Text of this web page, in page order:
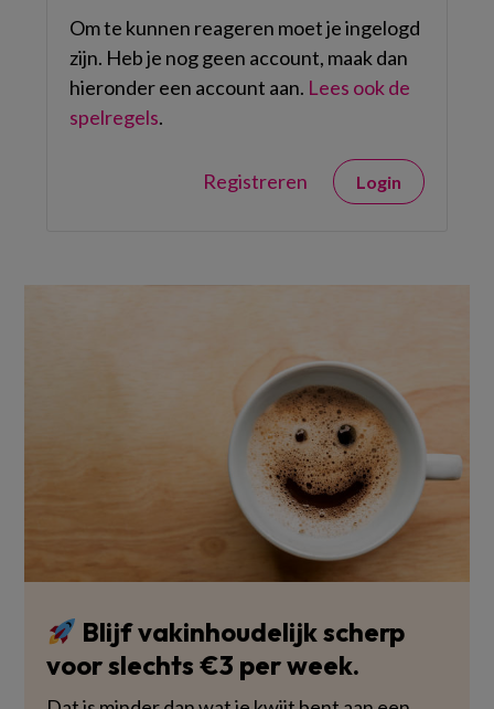
Om te kunnen reageren moet je ingelogd
zijn. Heb je nog geen account, maak dan
hieronder een account aan. Lees ook de
spelregels.
Registreren Login
Blijf vakinhoudelijk scherp
voor slechts €3 per week.